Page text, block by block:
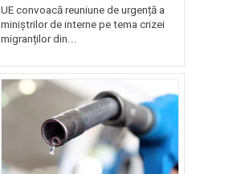
UE convoacă reuniune de urgență a
miniștrilor de interne pe tema crizei
migranților din...